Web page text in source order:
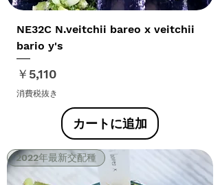
NE32C N.veitchii bareo x veitchii
bario y's
価格
￥5,110
消費税抜き
カートに追加
2022年最新交配種